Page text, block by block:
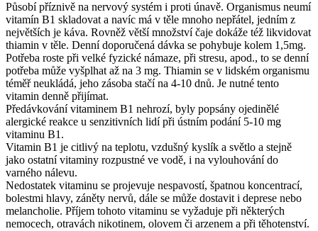
Působí příznivě na nervový systém i proti únavě. Organismus neumí
vitamín B1 skladovat a navíc má v těle mnoho nepřátel, jedním z
největších je káva. Rovněž větší množství čaje dokáže též likvidovat
thiamin v těle. Denní doporučená dávka se pohybuje kolem 1,5mg.
Potřeba roste při velké fyzické námaze, při stresu, apod., to se denní
potřeba může vyšplhat až na 3 mg. Thiamin se v lidském organismu
téměř neukládá, jeho zásoba stačí na 4-10 dnů. Je nutné tento
vitamin denně přijímat.
Předávkování vitaminem B1 nehrozí, byly popsány ojedinělé
alergické reakce u senzitivních lidí při ústním podání 5-10 mg
vitaminu B1.
Vitamin B1 je citlivý na teplotu, vzdušný kyslík a světlo a stejně
jako ostatní vitaminy rozpustné ve vodě, i na vylouhování do
varného nálevu.
Nedostatek vitaminu se projevuje nespavostí, špatnou koncentrací,
bolestmi hlavy, záněty nervů, dále se může dostavit i deprese nebo
melancholie. Příjem tohoto vitaminu se vyžaduje při některých
nemocech, otravách nikotinem, olovem či arzenem a při těhotenství.